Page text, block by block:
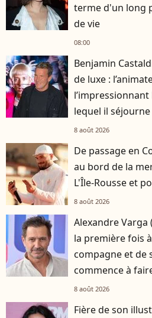
terme d'un long
de vie
08:00
Benjamin
de luxe :
lequel il séjourne
8 août 2026
De passage en
au bord de la
L'Île-Rousse et
8 août 2026
Alexandre Varga
la première fois
compagne et de
commence à
8 août 2026
Fière de son